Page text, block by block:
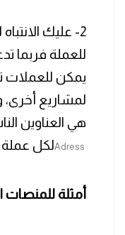
2- عليك
للعملة فربما
يمكن
لمشاريع
هي العناوين
Adress لكل عملة.
أمثلة للمنصات